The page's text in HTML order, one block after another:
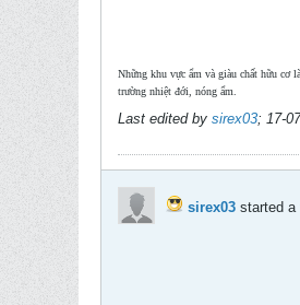
Những khu vực ẩm và giàu chất hữu cơ
trường nhiệt đới, nóng ẩm.
Last edited by sirex03; 17-
sirex03 started a